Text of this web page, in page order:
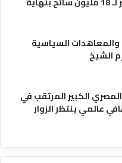
والمعاهدات السياسية
الشيخ
الكبير المرتقب في
عالمي ينتظر الزوار